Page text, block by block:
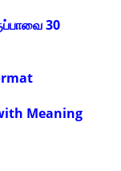
30
Meaning